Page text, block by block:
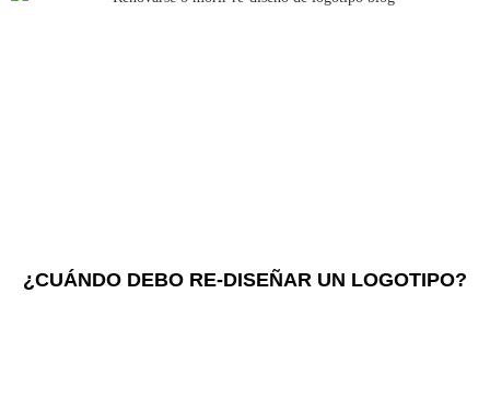
¿CUÁNDO DEBO RE-DISEÑAR UN LOGOTIPO?